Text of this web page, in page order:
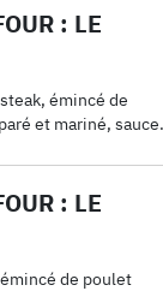
: LE
émincé de
et mariné, sauce
: LE
de poulet